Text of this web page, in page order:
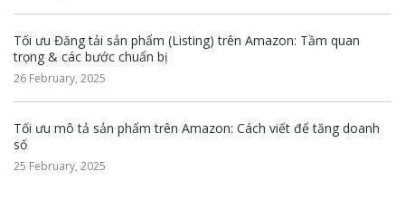
Tối ưu Đăng tải sản phẩm (Listing) trên Amazon: Tầm quan
trọng & các bước chuẩn bị
26 February, 2025
Tối ưu mô tả sản phẩm trên Amazon: Cách viết để tăng doanh
số
25 February, 2025